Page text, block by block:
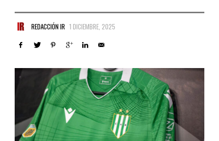
REDACCIÓN IR 1 DICIEMBRE, 2025